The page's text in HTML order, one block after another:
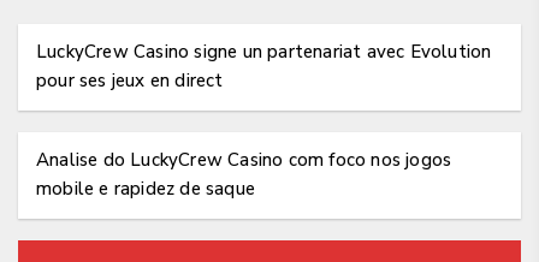
LuckyCrew Casino signe un partenariat avec Evolution
pour ses jeux en direct
Analise do LuckyCrew Casino com foco nos jogos
mobile e rapidez de saque